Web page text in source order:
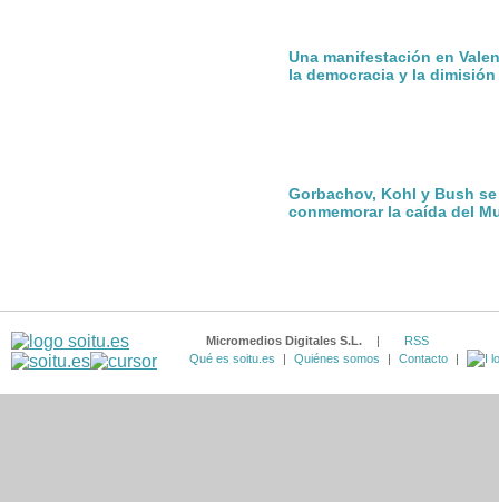
Una manifestación en
la democracia y la dimisión
Gorbachov, Kohl y Bush
conmemorar la caída del
Micromedios Digitales S.L. |
RSS
Qué es soitu.es
| Quiénes somos | Contacto |